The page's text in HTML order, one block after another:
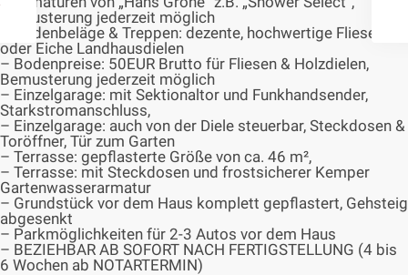
Bemusterung jederzeit möglich
– Bodenbeläge & Treppen: dezente, hochwertige Fliesen &/
oder Eiche Landhausdielen
– Bodenpreise: 50EUR Brutto für Fliesen & Holzdielen,
Bemusterung jederzeit möglich
– Einzelgarage: mit Sektionaltor und Funkhandsender,
Starkstromanschluss,
– Einzelgarage: auch von der Diele steuerbar, Steckdosen &
Toröffner, Tür zum Garten
– Terrasse: gepflasterte Größe von ca. 46 m²,
– Terrasse: mit Steckdosen und frostsicherer Kemper
Gartenwasserarmatur
– Grundstück vor dem Haus komplett gepflastert, Gehsteig
abgesenkt
– Parkmöglichkeiten für 2-3 Autos vor dem Haus
– BEZIEHBAR AB SOFORT NACH FERTIGSTELLUNG (4 bis
6 Wochen ab NOTARTERMIN)